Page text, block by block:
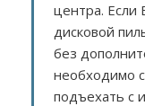
центра. Если
дисковой
без
необходимо
подъехать с